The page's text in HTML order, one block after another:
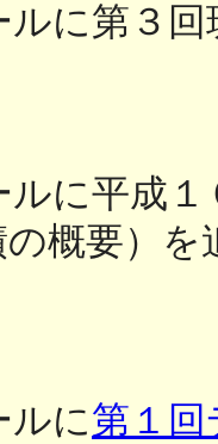
に第３
に平成
概要）
ルに第１